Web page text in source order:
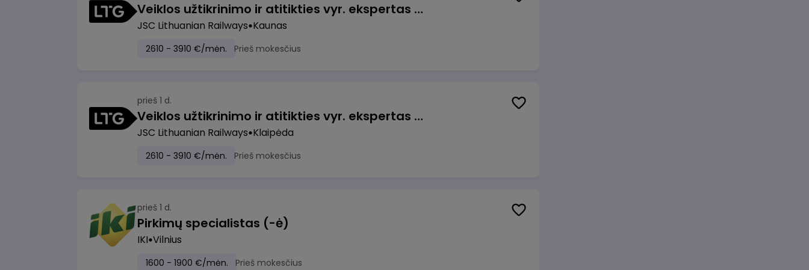
Veiklos užtikrinimo ir atitikties vyr. ekspertas (-ė) (Kaunas) (Kaunas, LT)
JSC Lithuanian Railways Kaunas
2610 - 3910 €/mėn. Prieš mokesčius
prieš 1 d.
Veiklos užtikrinimo ir atitikties vyr. ekspertas (-ė) (Klaipėda) (Klaipėda, LT)
JSC Lithuanian Railways Klaipėda
2610 - 3910 €/mėn. Prieš mokesčius
prieš 1 d.
Pirkimų specialistas (-ė)
IKI Vilnius
1600 - 1900 €/mėn. Prieš mokesčius